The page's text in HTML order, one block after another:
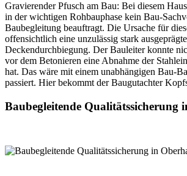
Gravierender Pfusch am Bau: Bei diesem
in der wichtigen Rohbauphase kein Bau-
Baubegleitung beauftragt. Die Ursache für
offensichtlich eine unzulässig stark ausgeprägte
Deckendurchbiegung. Der Bauleiter konnte
vor dem Betonieren eine Abnahme der
hat. Das wäre mit einem unabhängigen Bau-
passiert. Hier bekommt der Baugutachter
Baubegleitende Qualitätssicherung